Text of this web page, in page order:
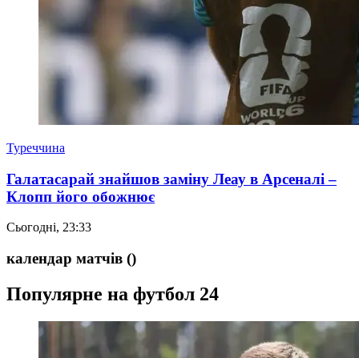
Туреччина
Галатасарай знайшов заміну Леау в Арсеналі –
Клопп його обожнює
Сьогодні, 23:33
календар матчів ()
Популярне на футбол 24